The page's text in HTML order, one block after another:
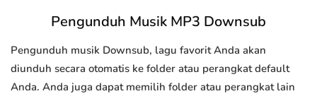
Pengunduh Musik MP3 Downsub
Pengunduh musik Downsub, lagu favorit Anda akan
diunduh secara otomatis ke folder atau perangkat default
Anda. Anda juga dapat memilih folder atau perangkat lain